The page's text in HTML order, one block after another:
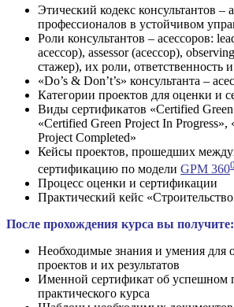
Этический кодекс консультантов –
профессионалов в устойчивом
Роли консультантов – асессоров:
асессор), assessor (асессор),
стажер), их роли, ответственность
«Do’s & Don’t’s» консультанта –
Категории проектов для оценки и
Виды сертификатов «Certified Green
«Certified Green Project In Progress»,
Project Completed»
Кейсы проектов, прошедших
сертификацию по модели GPM 3600
Процесс оценки и сертификации
Практический кейс
После прохождения курса вы получите:
Необходимые знания и умения для
проектов и их результатов
Именной сертификат об успешном
практического курса